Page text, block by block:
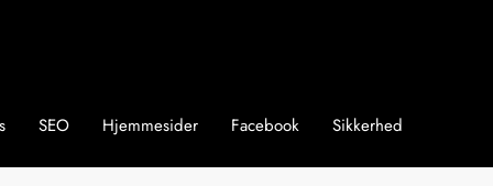
SEO Hjemmesider Facebook Sikkerhed